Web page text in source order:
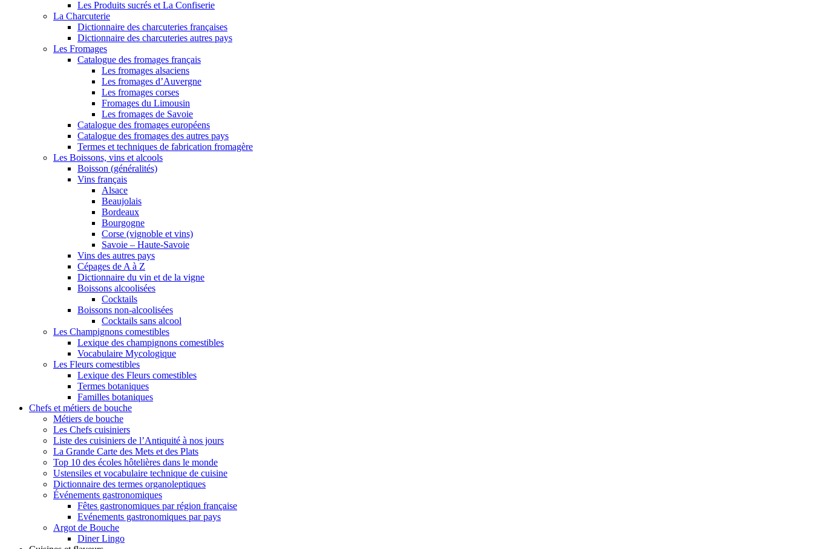
Les Produits sucrés et La Confiserie
La Charcuterie
Dictionnaire des charcuteries françaises
Dictionnaire des charcuteries autres pays
Les Fromages
Catalogue des fromages français
Les fromages alsaciens
Les fromages d’Auvergne
Les fromages corses
Fromages du Limousin
Les fromages de Savoie
Catalogue des fromages européens
Catalogue des fromages des autres pays
Termes et techniques de fabrication fromagère
Les Boissons, vins et alcools
Boisson (généralités)
Vins français
Alsace
Beaujolais
Bordeaux
Bourgogne
Corse (vignoble et vins)
Savoie – Haute-Savoie
Vins des autres pays
Cépages de A à Z
Dictionnaire du vin et de la vigne
Boissons alcoolisées
Cocktails
Boissons non-alcoolisées
Cocktails sans alcool
Les Champignons comestibles
Lexique des champignons comestibles
Vocabulaire Mycologique
Les Fleurs comestibles
Lexique des Fleurs comestibles
Termes botaniques
Familles botaniques
Chefs et métiers de bouche
Métiers de bouche
Les Chefs cuisiniers
Liste des cuisiniers de l’Antiquité à nos jours
La Grande Carte des Mets et des Plats
Top 10 des écoles hôtelières dans le monde
Ustensiles et vocabulaire technique de cuisine
Dictionnaire des termes organoleptiques
Événements gastronomiques
Fêtes gastronomiques par région française
Evénements gastronomiques par pays
Argot de Bouche
Diner Lingo